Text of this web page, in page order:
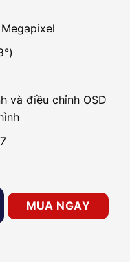
và điều chỉnh OSD
KX-Y2002S4 số lượng
MUA NGAY